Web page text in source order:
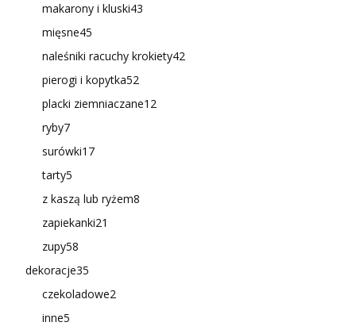
makarony i kluski43
mięsne45
naleśniki racuchy krokiety42
pierogi i kopytka52
placki ziemniaczane12
ryby7
surówki17
tarty5
z kaszą lub ryżem8
zapiekanki21
zupy58
dekoracje35
czekoladowe2
inne5